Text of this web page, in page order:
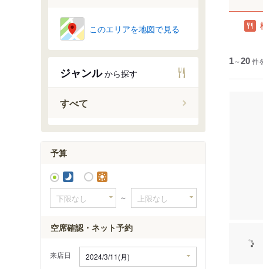
このエリアを地図で見る
ジャンルから探す
すべて
予算
～
空席確認・ネット予約
来店日
1～20件